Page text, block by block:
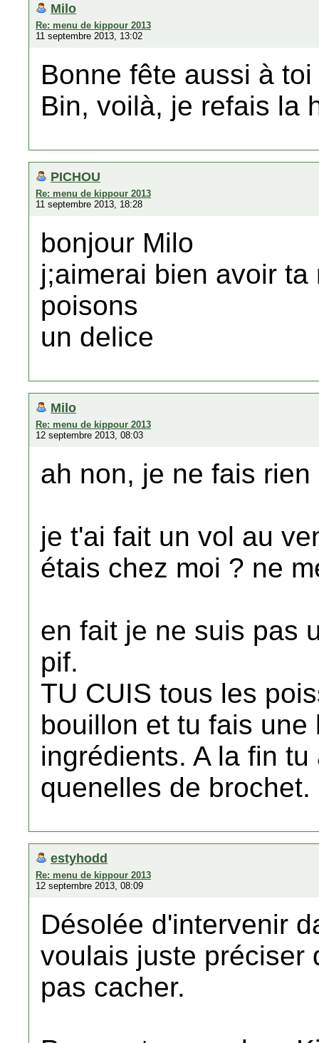
Milo
Re: menu de kippour 2013
11 septembre 2013, 13:02
Bonne fête aussi à
Bin, voilà, je refais la
PICHOU
Re: menu de kippour 2013
11 septembre 2013, 18:28
bonjour Milo
j;aimerai bien avoir
poisons
un delice
Milo
Re: menu de kippour 2013
12 septembre 2013, 08:03
ah non, je ne fais
je t'ai fait un vol au
étais chez moi ? ne
en fait je ne suis pas
pif.
TU CUIS tous les
bouillon et tu fais
ingrédients. A la fin
quenelles de brochet.
estyhodd
Re: menu de kippour 2013
12 septembre 2013, 08:09
Désolée d'intervenir
voulais juste préciser
pas cacher.